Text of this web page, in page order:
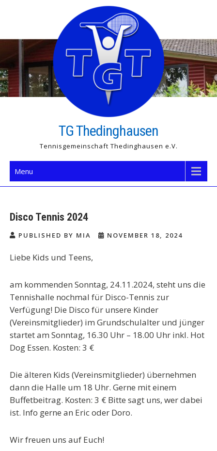
TG Thedinghausen
Tennisgemeinschaft Thedinghausen e.V.
Menu
Disco Tennis 2024
PUBLISHED BY MIA NOVEMBER 18, 2024
Liebe Kids und Teens,
am kommenden Sonntag, 24.11.2024, steht uns die
Tennishalle nochmal für Disco-Tennis zur
Verfügung! Die Disco für unsere Kinder
(Vereinsmitglieder) im Grundschulalter und jünger
startet am Sonntag, 16.30 Uhr – 18.00 Uhr inkl. Hot
Dog Essen. Kosten: 3 €
Die älteren Kids (Vereinsmitglieder) übernehmen
dann die Halle um 18 Uhr. Gerne mit einem
Buffetbeitrag. Kosten: 3 € Bitte sagt uns, wer dabei
ist. Info gerne an Eric oder Doro.
Wir freuen uns auf Euch!